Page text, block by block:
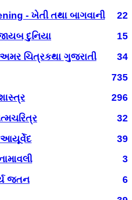
- ખેતી તથા બાગવાની
22
દુનિયા
15
ચિત્રકથા ગુજરાતી
34
735
296
32
આયૂર્વેદ
39
3
જતન
6